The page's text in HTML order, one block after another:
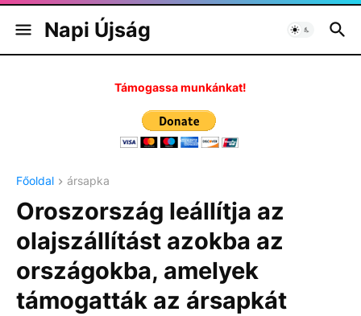
Napi Újság
Támogassa munkánkat!
Főoldal ársapka
Oroszország leállítja az
olajszállítást azokba az
országokba, amelyek
támogatták az ársapkát